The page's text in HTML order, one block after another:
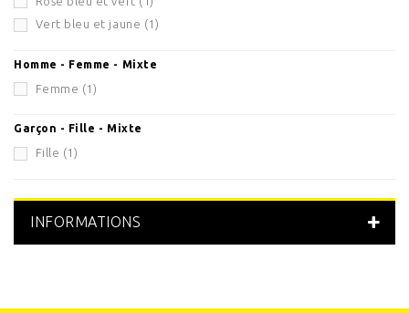
Vert bleu et jaune (1)
Homme - Femme - Mixte
Femme (1)
Garçon - Fille - Mixte
Fille (1)
INFORMATIONS